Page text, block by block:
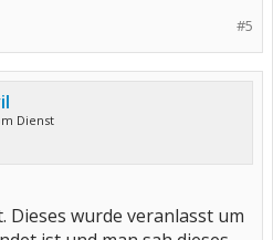
#5
Dienst
Dieses wurde veranlasst um